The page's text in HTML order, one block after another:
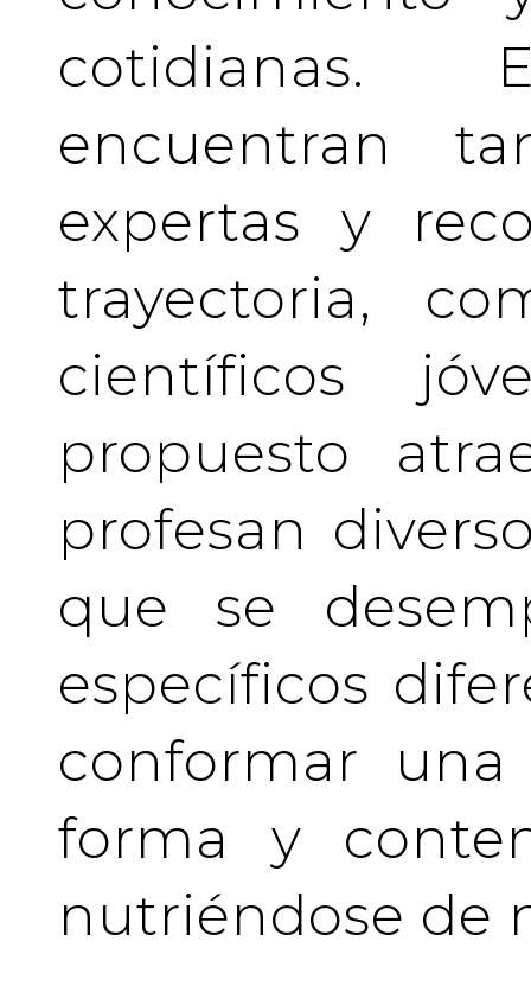
encuentran
expertas y
trayectoria,
científicos
propuesto
profesan
que se
específicos
conformar
forma y
nutriéndose de